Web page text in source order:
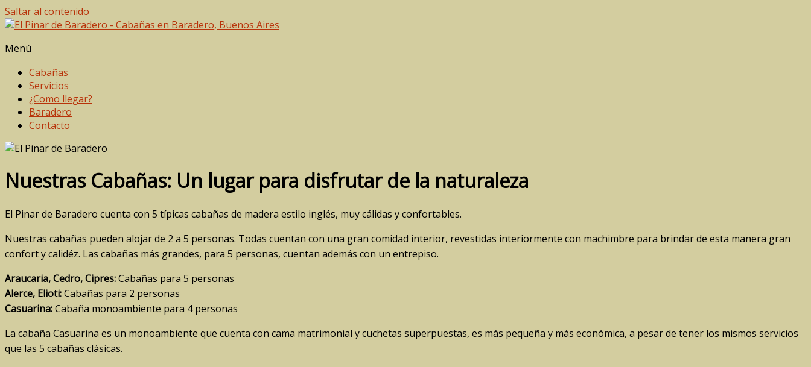
Saltar al contenido
El Pinar de Baradero
Alquiler de Cabañas en Baradero
Menú
Cabañas
Servicios
¿Como llegar?
Baradero
Contacto
Nuestras Cabañas: Un lugar para disfrutar de la naturaleza
El Pinar de Baradero cuenta con 5 típicas cabañas de madera estilo inglés, muy cálidas y confortables.
Nuestras cabañas pueden alojar de 2 a 5 personas. Todas cuentan con una gran comidad interior, revestidas interiormente con machimbre para brindar de esta manera gran
confort y calidéz. Las cabañas más grandes, para 5 personas, cuentan además con un entrepiso.
Araucaria, Cedro, Cipres:Cabañas para 5 personas
Alerce, Elioti:Cabañas para 2 personas
Casuarina:Cabaña monoambiente para 4 personas
La cabaña Casuarina es un monoambiente que cuenta con cama matrimonial y cuchetas superpuestas, es más pequeña y más económica, a pesar de tener los mismos servicios
que las 5 cabañas clásicas.